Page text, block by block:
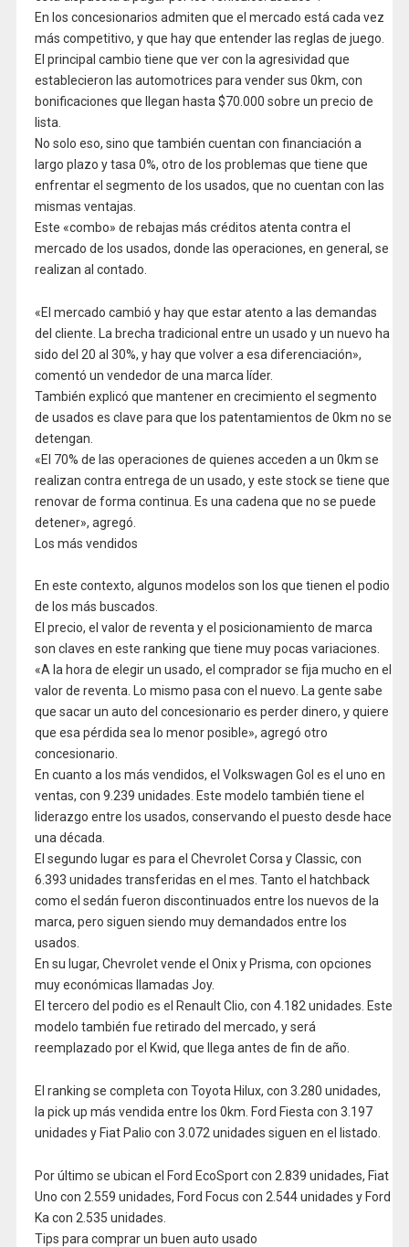
En los concesionarios admiten que el mercado está cada vez
más competitivo, y que hay que entender las reglas de juego.
El principal cambio tiene que ver con la agresividad que
establecieron las automotrices para vender sus 0km, con
bonificaciones que llegan hasta $70.000 sobre un precio de
lista.
No solo eso, sino que también cuentan con financiación a
largo plazo y tasa 0%, otro de los problemas que tiene que
enfrentar el segmento de los usados, que no cuentan con las
mismas ventajas.
Este «combo» de rebajas más créditos atenta contra el
mercado de los usados, donde las operaciones, en general, se
realizan al contado.
«El mercado cambió y hay que estar atento a las demandas
del cliente. La brecha tradicional entre un usado y un nuevo ha
sido del 20 al 30%, y hay que volver a esa diferenciación»,
comentó un vendedor de una marca líder.
También explicó que mantener en crecimiento el segmento
de usados es clave para que los patentamientos de 0km no se
detengan.
«El 70% de las operaciones de quienes acceden a un 0km se
realizan contra entrega de un usado, y este stock se tiene que
renovar de forma continua. Es una cadena que no se puede
detener», agregó.
Los más vendidos
En este contexto, algunos modelos son los que tienen el podio
de los más buscados.
El precio, el valor de reventa y el posicionamiento de marca
son claves en este ranking que tiene muy pocas variaciones.
«A la hora de elegir un usado, el comprador se fija mucho en el
valor de reventa. Lo mismo pasa con el nuevo. La gente sabe
que sacar un auto del concesionario es perder dinero, y quiere
que esa pérdida sea lo menor posible», agregó otro
concesionario.
En cuanto a los más vendidos, el Volkswagen Gol es el uno en
ventas, con 9.239 unidades. Este modelo también tiene el
liderazgo entre los usados, conservando el puesto desde hace
una década.
El segundo lugar es para el Chevrolet Corsa y Classic, con
6.393 unidades transferidas en el mes. Tanto el hatchback
como el sedán fueron discontinuados entre los nuevos de la
marca, pero siguen siendo muy demandados entre los
usados.
En su lugar, Chevrolet vende el Onix y Prisma, con opciones
muy económicas llamadas Joy.
El tercero del podio es el Renault Clio, con 4.182 unidades. Este
modelo también fue retirado del mercado, y será
reemplazado por el Kwid, que llega antes de fin de año.
El ranking se completa con Toyota Hilux, con 3.280 unidades,
la pick up más vendida entre los 0km. Ford Fiesta con 3.197
unidades y Fiat Palio con 3.072 unidades siguen en el listado.
Por último se ubican el Ford EcoSport con 2.839 unidades, Fiat
Uno con 2.559 unidades, Ford Focus con 2.544 unidades y Ford
Ka con 2.535 unidades.
Tips para comprar un buen auto usado